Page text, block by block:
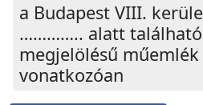
a Budapest VIII.
………….. alatt található
megjelölésű
vonatkozóan